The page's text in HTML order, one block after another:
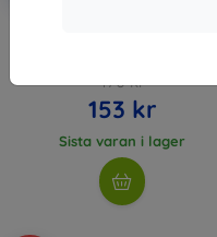
170 kr
153 kr
Sista varan i lager